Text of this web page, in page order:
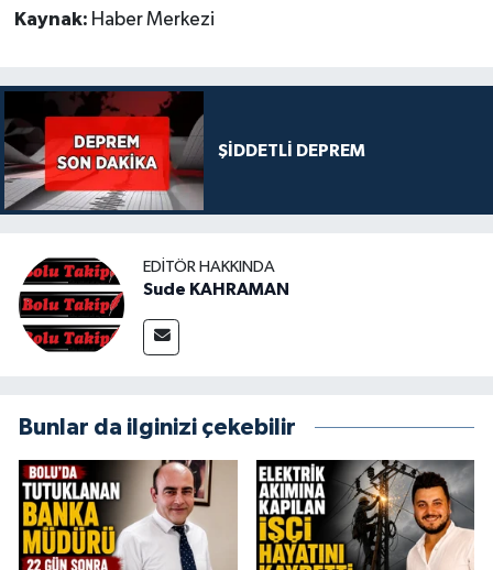
Kaynak: Haber Merkezi
ŞİDDETLİ DEPREM
EDITÖR HAKKINDA
Sude KAHRAMAN
Bunlar da ilginizi çekebilir